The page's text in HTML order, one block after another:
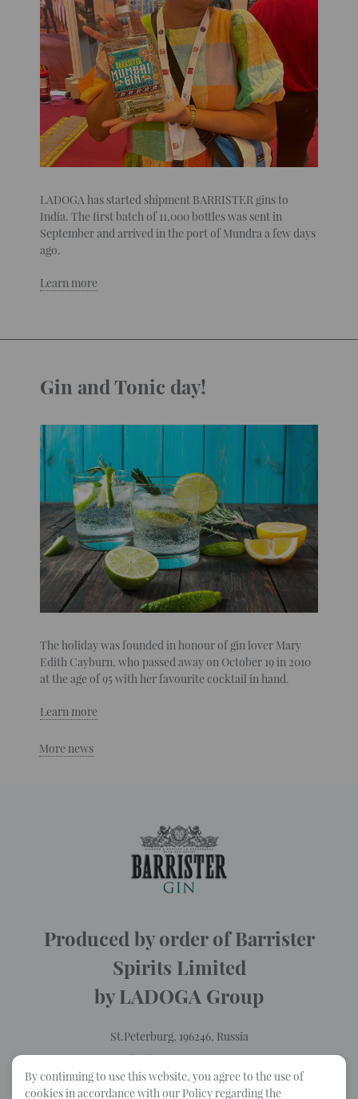
LADOGA has started shipment BARRISTER gins to
India. The first batch of 11,000 bottles was sent in
September and arrived in the port of Mundra a few days
ago.
Learn more
Gin and Tonic day!
The holiday was founded in honour of gin lover Mary
Edith Cayburn, who passed away on October 19 in 2010
at the age of 95 with her favourite cocktail in hand.
Learn more
More news
By continuing to use this website, you agree to the use of
cookies in accordance with our Policy regarding the
Produced by order of Barrister
Spirits Limited
by LADOGA Group
St.Peterburg, 196246, Russia
info@barrister-gin.com
Privacy policy